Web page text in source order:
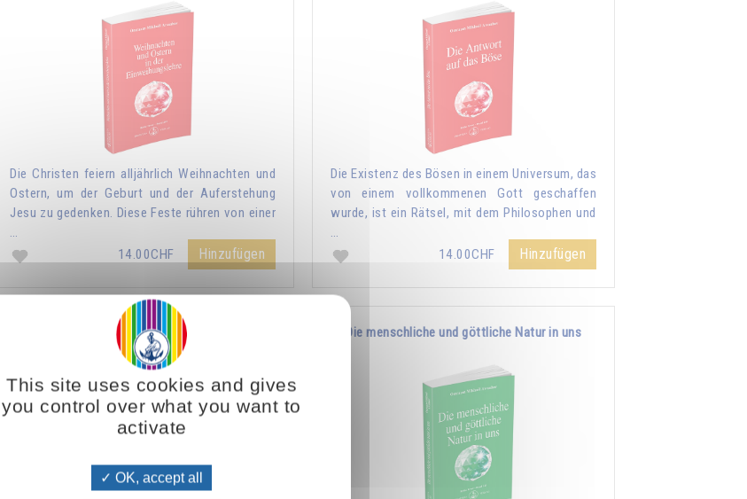
Die Christen feiern alljährlich Weihnachten und
Ostern, um der Geburt und der Auferstehung
Jesu zu gedenken. Diese Feste rühren von einer
…
14.00CHF
Hinzufügen
Die Existenz des Bösen in einem Universum, das
von einem vollkommenen Gott geschaffen
wurde, ist ein Rätsel, mit dem Philosophen und
…
14.00CHF
Hinzufügen
Das Licht, lebendiger Geist Die menschliche und göttliche Natur in uns
This site uses cookies and gives
you control over what you want to
activate
OK, accept all